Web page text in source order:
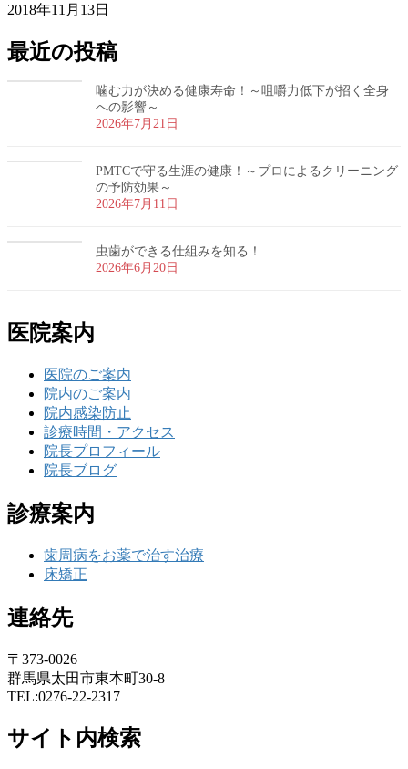
2018年11月13日
最近の投稿
噛む力が決める健康寿命！～咀嚼力低下が招く全身
への影響～
2026年7月21日
PMTCで守る生涯の健康！～プロによるクリーニング
の予防効果～
2026年7月11日
虫歯ができる仕組みを知る！
2026年6月20日
医院案内
医院のご案内
院内のご案内
院内感染防止
診療時間・アクセス
院長プロフィール
院長ブログ
診療案内
歯周病をお薬で治す治療
床矯正
連絡先
〒373-0026
群馬県太田市東本町30-8
TEL:0276-22-2317
サイト内検索